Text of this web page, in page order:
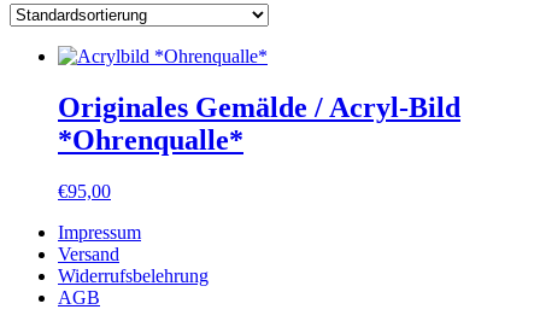
Originales Gemälde / Acryl-Bild
*Ohrenqualle*
€95,00
Impressum
Versand
Widerrufsbelehrung
AGB